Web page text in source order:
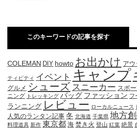
このキーワードの記事を探す
COLEMAN DIY howto お出かけ アウ
ティビティ イベント キャンプ
グルメ シューズ スニーカー スポ
ニング
トレッキング バッグ ファッション フ
ランニング レビュー ローカルニュース
人気のランタン記事 冬 北海道 千葉県 地方
料理道具 新作 東京都 海 焚き火 登山 紅葉 絶景